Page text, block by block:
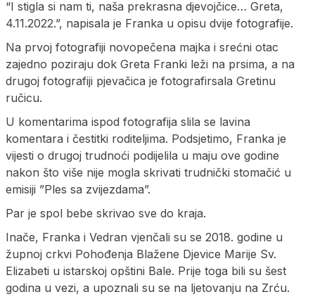
“I stigla si nam ti, naša prekrasna djevojčice… Greta,
4.11.2022.”, napisala je Franka u opisu dvije fotografije.
Na prvoj fotografiji novopečena majka i srećni otac
zajedno poziraju dok Greta Franki leži na prsima, a na
drugoj fotografiji pjevačica je fotografirsala Gretinu
ručicu.
U komentarima ispod fotografija slila se lavina
komentara i čestitki roditeljima. Podsjetimo, Franka je
vijesti o drugoj trudnoći podijelila u maju ove godine
nakon što više nije mogla skrivati trudnički stomačić u
emisiji ”Ples sa zvijezdama”.
Par je spol bebe skrivao sve do kraja.
Inače, Franka i Vedran vjenčali su se 2018. godine u
župnoj crkvi Pohođenja Blažene Djevice Marije Sv.
Elizabeti u istarskoj opštini Bale. Prije toga bili su šest
godina u vezi, a upoznali su se na ljetovanju na Zrću.